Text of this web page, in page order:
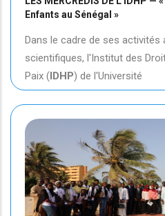
Enfants au Sénégal »
Dans le cadre de ses activités
scientifiques, l'Institut des
Paix (IDHP) de l'Université